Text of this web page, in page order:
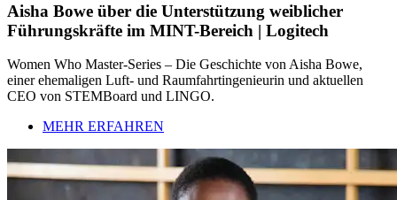
Aisha Bowe über die Unterstützung weiblicher
Führungskräfte im MINT-Bereich | Logitech
Women Who Master-Series – Die Geschichte von Aisha Bowe,
einer ehemaligen Luft- und Raumfahrtingenieurin und aktuellen
CEO von STEMBoard und LINGO.
MEHR ERFAHREN